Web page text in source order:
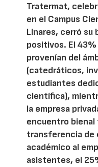
Tratermat,
en el Campus
Linares, cerró su
positivos. El
provenían del
(catedráticos,
estudiantes
científica),
la empresa
encuentro bienal
transferencia de
académico al
asistentes, el